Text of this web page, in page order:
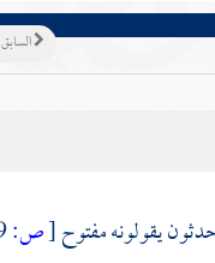
السابق
يقولونه مفتوح[ص: